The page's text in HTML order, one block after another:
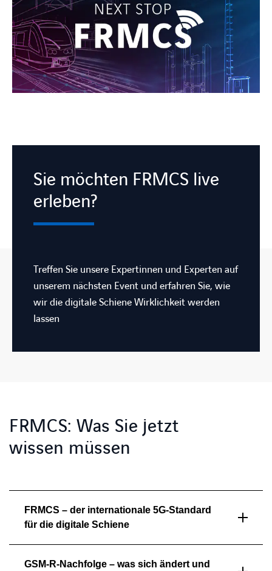
Sie möchten FRMCS live
erleben?
Treffen Sie unsere Expertinnen und Experten auf
unserem nächsten Event und erfahren Sie, wie
wir die digitale Schiene Wirklichkeit werden
lassen
FRMCS: Was Sie jetzt
wissen müssen
FRMCS – der internationale 5G-Standard
für die digitale Schiene
GSM-R-Nachfolge – was sich ändert und